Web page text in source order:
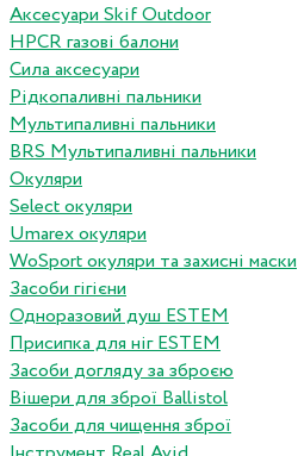
Аксесуари Skif Outdoor
HPCR газові балони
Сила аксесуари
Рідкопаливні пальники
Мультипаливні пальники
BRS Мультипаливні пальники
Окуляри
Select окуляри
Umarex окуляри
WoSport окуляри та захисні маски
Засоби гігієни
Одноразовий душ ESTEM
Присипка для ніг ESTEM
Засоби догляду за зброєю
Вішери для зброї Ballistol
Засоби для чищення зброї